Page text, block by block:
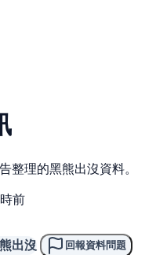
整理的黑熊出沒資料。
前
出沒 回報資料問題